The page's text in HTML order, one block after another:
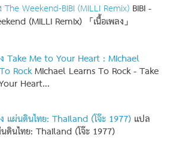
The Weekend-BIBI (MILLI Remix) BIBI -
(MILLI Remix) 「เนื้อเพลง」
Take Me to Your Heart : Michael
RockMichael Learns To Rock - Take
Heart...
แผ่นดินไทย: Thailand (โจ๊ะ 1977) แปล
ดินไทย: Thailand (โจ๊ะ 1977)